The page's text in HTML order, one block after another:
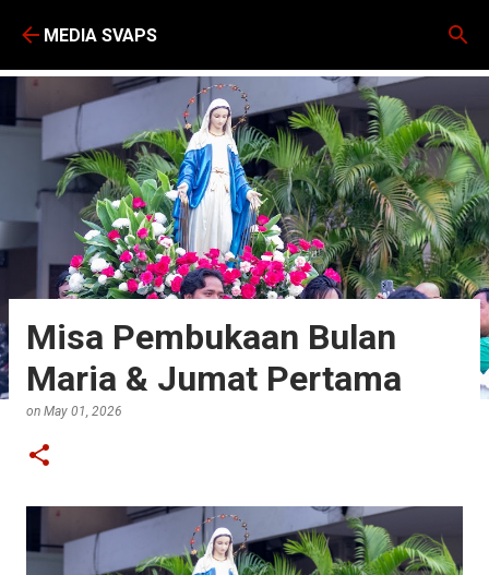
MEDIA SVAPS
Misa Pembukaan Bulan
Maria & Jumat Pertama
on May 01, 2026